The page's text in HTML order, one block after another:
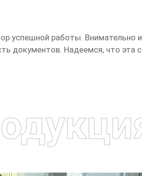
успешной работы. Внимательно
документов. Надеемся, что эта